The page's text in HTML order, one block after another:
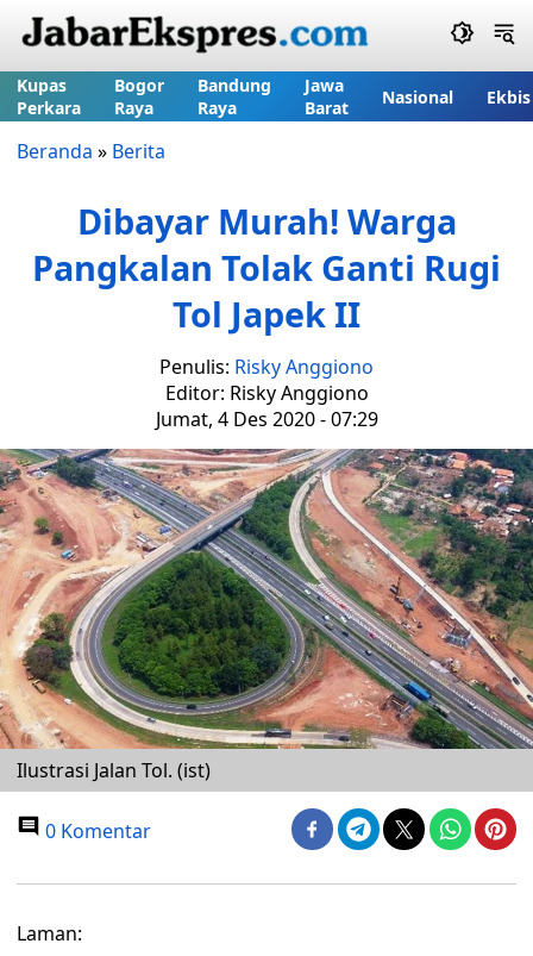
Kupas
Perkara
Bogor
Raya
Bandung
Raya
Jawa
Barat
Nasional Ekbis
Beranda » Berita
Dibayar Murah! Warga
Pangkalan Tolak Ganti Rugi
Tol Japek II
Penulis: Risky Anggiono
Editor: Risky Anggiono
Jumat, 4 Des 2020 - 07:29
Ilustrasi Jalan Tol. (ist)
0 Komentar
Laman: